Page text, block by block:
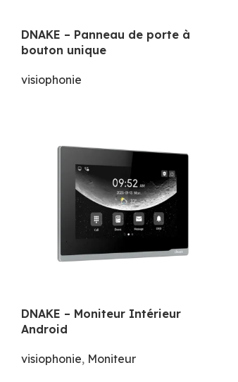
DNAKE – Panneau de porte à
bouton unique
visiophonie
DNAKE – Moniteur Intérieur
Android
visiophonie, Moniteur